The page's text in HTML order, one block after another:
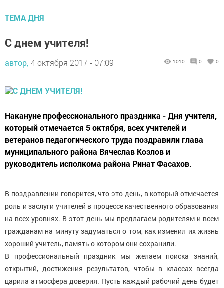
ТЕМА ДНЯ
С днем учителя!
автор, 4 октября 2017 - 07:09 1010 0 0
Накануне профессионального праздника - Дня учителя,
который отмечается 5 октября, всех учителей и
ветеранов педагогического труда поздравили глава
муниципального района Вячеслав Козлов и
руководитель исполкома района Ринат Фасахов.
В поздравлении говорится, что это день, в который отмечается
роль и заслуги учителей в процессе качественного образования
на всех уровнях. В этот день мы предлагаем родителям и всем
гражданам на минуту задуматься о том, как изменил их жизнь
хороший учитель, память о котором они сохранили.
В профессиональный праздник мы желаем поиска знаний,
открытий, достижения результатов, чтобы в классах всегда
царила атмосфера доверия. Пусть каждый рабочий день будет